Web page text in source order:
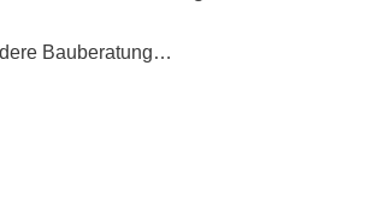
Bauberatung…